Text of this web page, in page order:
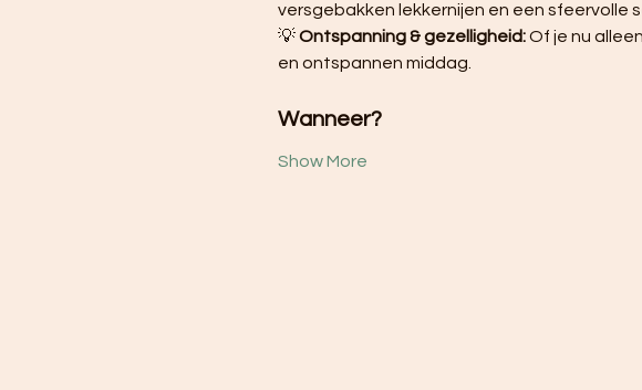
versgebakken lekkernijen en een sfeervolle
💡 Ontspanning & gezelligheid: Of je nu
en ontspannen middag.
Wanneer?
Show More